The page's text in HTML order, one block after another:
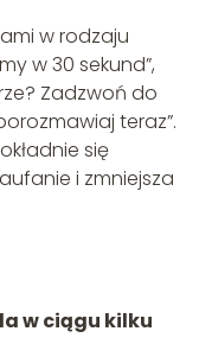
w rodzaju
w 30 sekund”,
Zadzwoń do
teraz”.
się
i zmniejsza
w ciągu kilku